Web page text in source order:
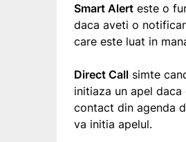
Smart Alert este o
daca aveti o
care este luat in
Direct Call simte
initiaza un apel
contact din agenda
va initia apelul.